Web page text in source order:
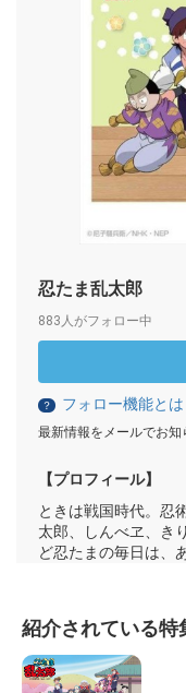
忍たま乱太郎
883人がフォロー中
？ フォロー機能とは
最新情報をメールでお知
【プロフィール】
ときは戦国時代。忍
太郎、しんべヱ、き
ど忍たまの毎日は、
紹介されている特